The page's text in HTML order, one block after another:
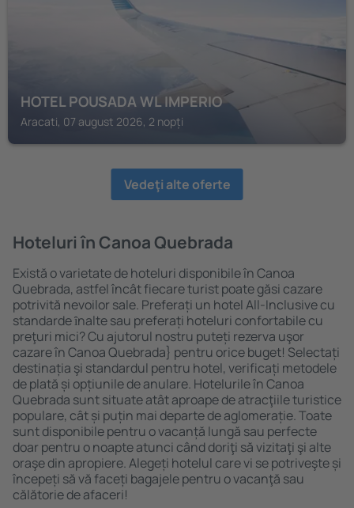
HOTEL POUSADA WL IMPERIO
Aracati, 07 august 2026, 2 nopți
Vedeţi alte oferte
Hoteluri în Canoa Quebrada
Există o varietate de hoteluri disponibile în Canoa
Quebrada, astfel încât fiecare turist poate găsi cazare
potrivită nevoilor sale. Preferați un hotel All-Inclusive cu
standarde ȋnalte sau preferați hoteluri confortabile cu
preţuri mici? Cu ajutorul nostru puteți rezerva uşor
cazare în Canoa Quebrada} pentru orice buget! Selectați
destinația şi standardul pentru hotel, verificați metodele
de plată și opțiunile de anulare. Hotelurile în Canoa
Quebrada sunt situate atât aproape de atracţiile turistice
populare, cât și puțin mai departe de aglomerație. Toate
sunt disponibile pentru o vacanță lungă sau perfecte
doar pentru o noapte atunci când doriţi să vizitaţi şi alte
oraşe din apropiere. Alegeți hotelul care vi se potriveşte și
începeți să vă faceți bagajele pentru o vacanţă sau
călătorie de afaceri!